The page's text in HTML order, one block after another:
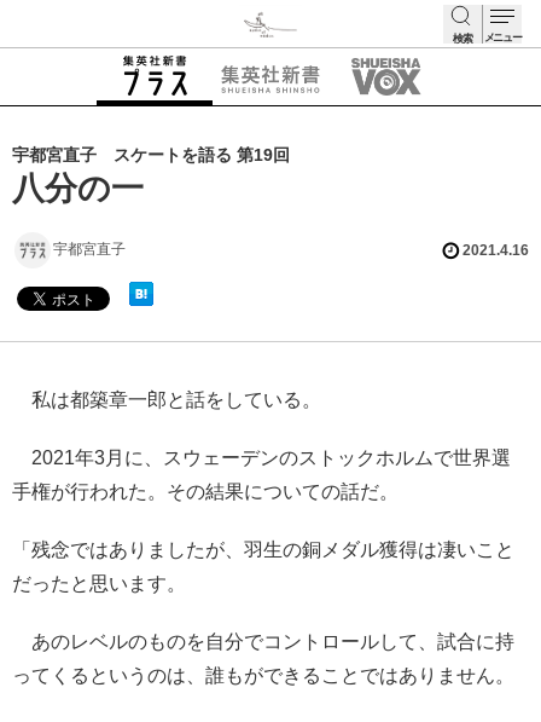
検索 メニュー
宇都宮直子 スケートを語る 第19回
八分の一
宇都宮直子 2021.4.16
私は都築章一郎と話をしている。
2021年3月に、スウェーデンのストックホルムで世界選
手権が行われた。その結果についての話だ。
「残念ではありましたが、羽生の銅メダル獲得は凄いこと
だったと思います。
あのレベルのものを自分でコントロールして、試合に持
ってくるというのは、誰もができることではありません。